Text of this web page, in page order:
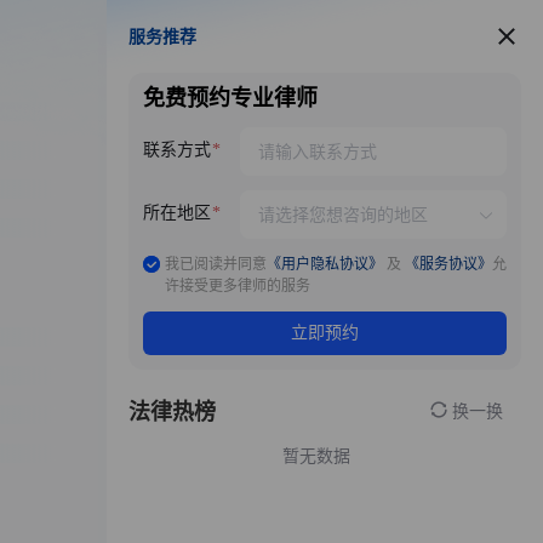
服务推荐
服务推荐
免费预约专业律师
联系方式
所在地区
我已阅读并同意 《用户隐私协议》 及 《服务协议》 允
许接受更多律师的服务
立即预约
法律热榜 换一换
暂无数据